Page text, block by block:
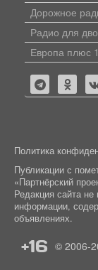
Дорожное
Радио для
Европа плюс
Политика
Публикации с
«Партнёрский
Редакция сайта не
информации,
объявлениях.
+16 © 2006-